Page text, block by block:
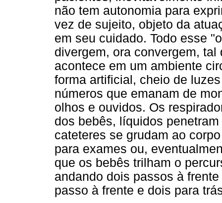
não tem autonomia para
vez de sujeito, objeto da
em seu cuidado. Todo esse
divergem, ora convergem,
acontece em um ambiente
forma artificial, cheio de
números que emanam de
olhos e ouvidos. Os
dos bebês, líquidos
cateteres se grudam ao
para exames ou,
que os bebês trilham o
andando dois passos à
passo à frente e dois para